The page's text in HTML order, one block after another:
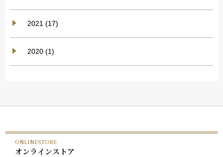
2021 (17)
2020 (1)
ONLINESTORE
オンラインストア